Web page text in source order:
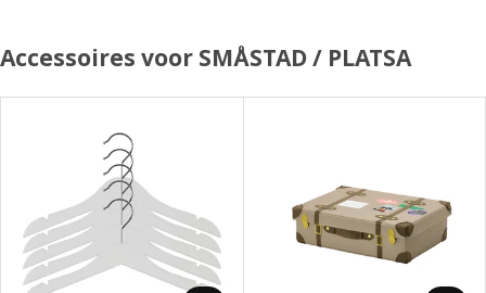
Accessoires voor SMÅSTAD / PLATSA